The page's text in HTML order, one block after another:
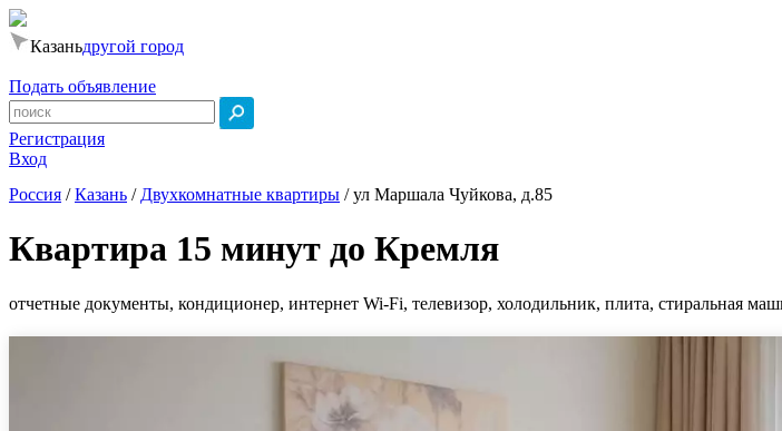
Казаньдругой город
Подать объявление
Регистрация
Вход
Россия /Казань / Двухкомнатные квартиры /ул Маршала Чуйкова, д.85
Квартира 15 минут до Кремля
отчетные документы, кондиционер, интернет Wi-Fi, телевизор, холодильник, плита, стиральная